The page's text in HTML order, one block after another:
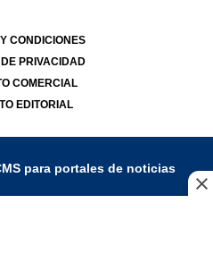
CONDICIONES
PRIVACIDAD
COMERCIAL
EDITORIAL
para portales de noticias